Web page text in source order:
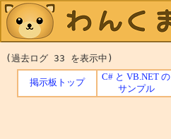
(過去ログ 33 を表示中)
掲示板トップ
C# と VB.NET の
サンプル